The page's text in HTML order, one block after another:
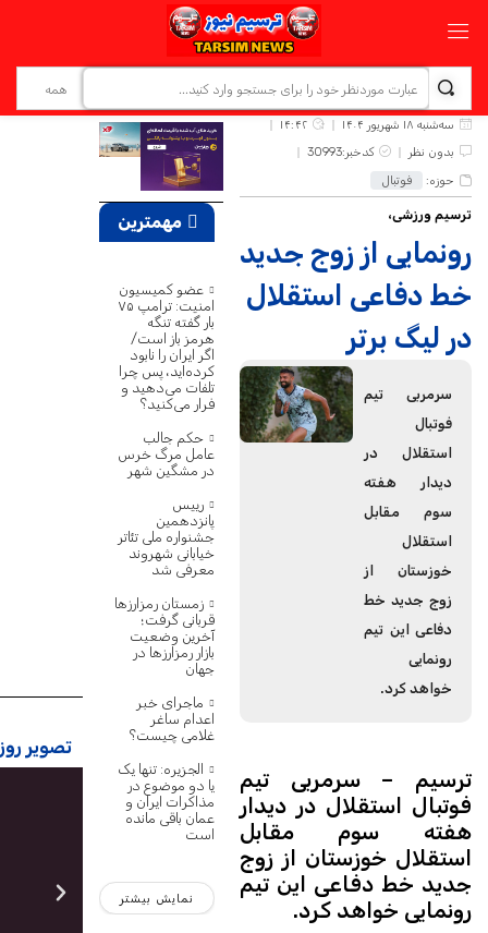
سه‌شنبه ۱۸ شهریور ۱۴۰۴
۱۴:۴۲
بدون نظر
کدخبر:30993
حوزه:
فوتبال
ترسیم ورزشی،
رونمایی از زوج جدید
خط دفاعی استقلال
در لیگ برتر
سرمربی تیم
فوتبال
استقلال در
دیدار هفته
سوم مقابل
استقلال
خوزستان از
زوج جدید خط
دفاعی این تیم
رونمایی
خواهد کرد.
ترسیم – سرمربی تیم
فوتبال استقلال در دیدار
هفته سوم مقابل
استقلال خوزستان از زوج
جدید خط دفاعی این تیم
رونمایی خواهد کرد.
مهمترین
عضو کمیسیون
امنیت: ترامپ ۷۵
بار گفته تنگه
هرمز باز است/
اگر ایران را نابود
کرده‌اید، پس چرا
تلفات می‌دهید و
فرار می‌کنید؟
حکم جالب
عامل مرگ خرس
در مشگین‌ شهر
رییس
پانزدهمین
جشنواره ملی تئاتر
خیابانی شهروند
معرفی شد
زمستان رمزارزها
قربانی گرفت؛
آخرین وضعیت
بازار رمزارزها در
جهان
ماجرای خبر
اعدام ساغر
غلامی چیست؟
الجزیره: تنها یک
یا دو موضوع در
مذاکرات ایران و
عمان باقی مانده
است
نمایش بیشتر
تصویر